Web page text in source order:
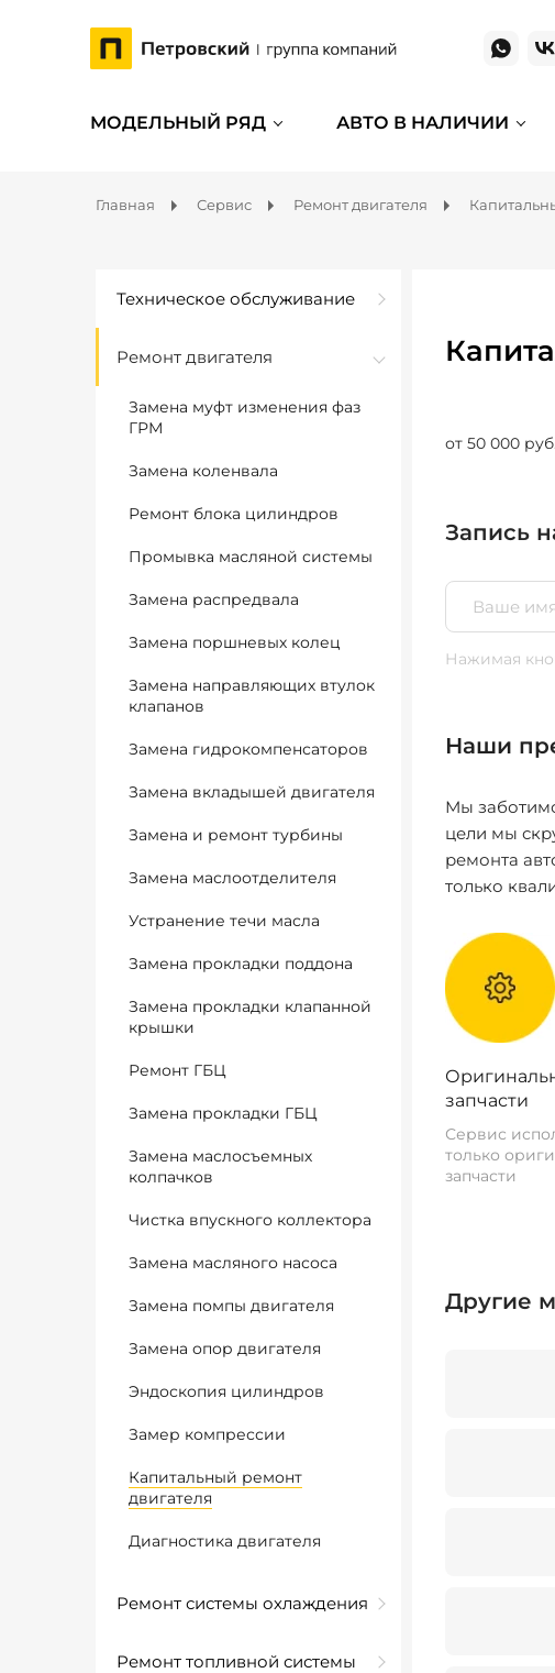
МОДЕЛЬНЫЙ РЯД АВТО В НАЛИЧИИ
Главная Сервис Ремонт двигателя
Техническое обслуживание
Ремонт двигателя
Замена муфт изменения фаз
ГРМ
Замена коленвала
Ремонт блока цилиндров
Промывка масляной системы
Замена распредвала
Замена поршневых колец
Замена направляющих втулок
клапанов
Замена гидрокомпенсаторов
Замена вкладышей двигателя
Замена и ремонт турбины
Замена маслоотделителя
Устранение течи масла
Замена прокладки поддона
Замена прокладки клапанной
крышки
Ремонт ГБЦ
Замена прокладки ГБЦ
Замена маслосъемных
колпачков
Чистка впускного коллектора
Замена масляного насоса
Замена помпы двигателя
Замена опор двигателя
Эндоскопия цилиндров
Замер компрессии
Капитальный ремонт
двигателя
Диагностика двигателя
Ремонт системы охлаждения
Ремонт топливной системы
от 50 000 руб.
Запись
Нажимая
Наши
Мы
цели мы
ремонта
только
запчасти
Сервис
только
запчасти
Другие